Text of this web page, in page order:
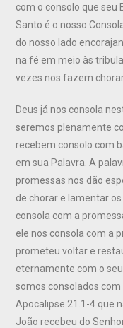
com o consolo que seu
Santo é o nosso
do nosso lado
na fé em meio às
vezes nos fazem
Deus já nos consola
seremos plenamente
recebem consolo com
em sua Palavra. A
promessas nos dão
de chorar e lamentar
consola com a
ele nos consola com a
prometeu voltar e
eternamente com o
somos consolados
Apocalipse 21.1-4 que
João recebeu do